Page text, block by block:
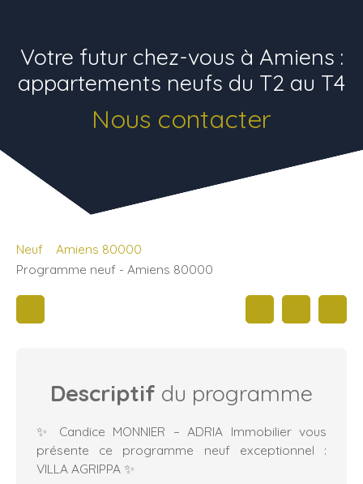
Votre futur chez-vous à Amiens :
appartements neufs du T2 au T4
Nous contacter
Neuf
Amiens 80000
Programme neuf - Amiens 80000
Descriptif du programme
✨ Candice MONNIER – ADRIA Immobilier vous
présente ce programme neuf exceptionnel :
VILLA AGRIPPA ✨